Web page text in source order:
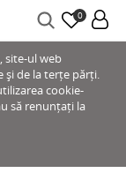
0
site-ul web
și de la terțe părți.
cookie-
să renunțați la